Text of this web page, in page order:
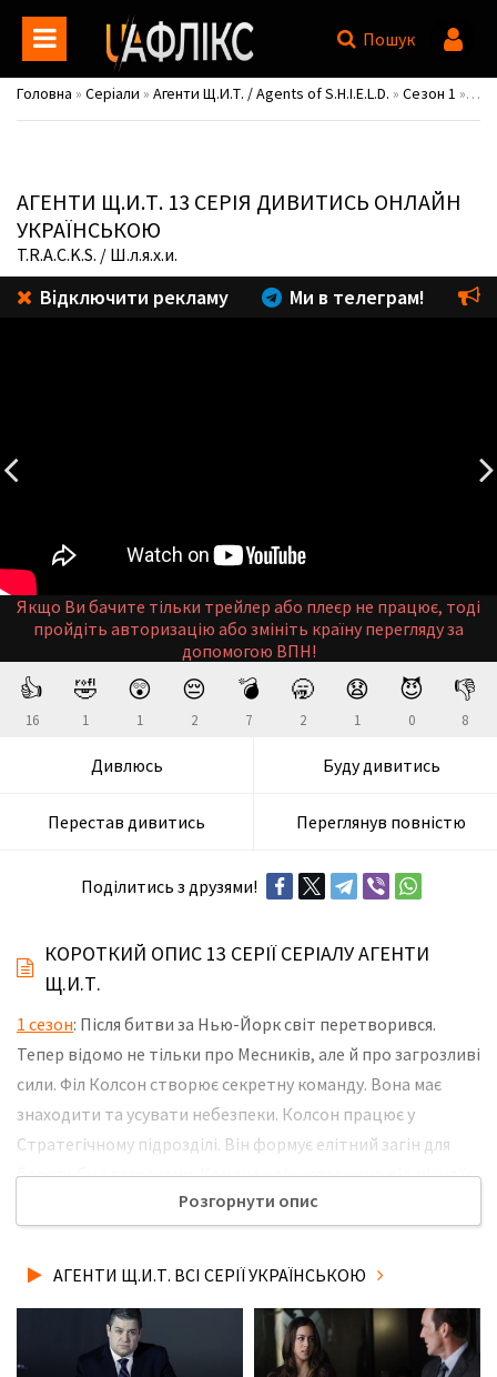
Пошук
Головна » Серіали » Агенти Щ.И.Т. / Agents of S.H.I.E.L.D. » Сезон 1 » 13 серія
АГЕНТИ Щ.И.Т. 13 СЕРІЯ ДИВИТИСЬ ОНЛАЙН
УКРАЇНСЬКОЮ
T.R.A.C.K.S. / Ш.л.я.х.и.
Відключити рекламу Ми в телеграм!
Якщо Ви бачите тільки трейлер або плеєр не працює, тоді
пройдіть авторизацію або змініть країну перегляду за
допомогою ВПН!
👍
16
🤣
1
😲
1
😔
2
💣
7
🥱
2
😧
1
😈
0
👎
8
Дивлюсь Буду дивитись
Перестав дивитись Переглянув повністю
Поділитись з друзями!
КОРОТКИЙ ОПИС 13 СЕРІЇ СЕРІАЛУ АГЕНТИ
Щ.И.Т.
1 сезон: Після битви за Нью-Йорк світ перетворився.
Тепер відомо не тільки про Месників, але й про загрозливі
сили. Філ Колсон створює секретну команду. Вона має
знаходити та усувати небезпеки. Колсон працює у
Стратегічному підрозділі. Він формує елітний загін для
боротьби з загрозами. Команда діє незалежно від місця їх
появи. Всі вони працюють разом для захисту людства.
стають невидимими захисниками світу. Не забудьте
Агенти Щ.И.Т. українською мовою, у хорошій hd якості та з
українськими субтитрами!
Розгорнути опис
АГЕНТИ Щ.И.Т. ВСІ СЕРІЇ УКРАЇНСЬКОЮ